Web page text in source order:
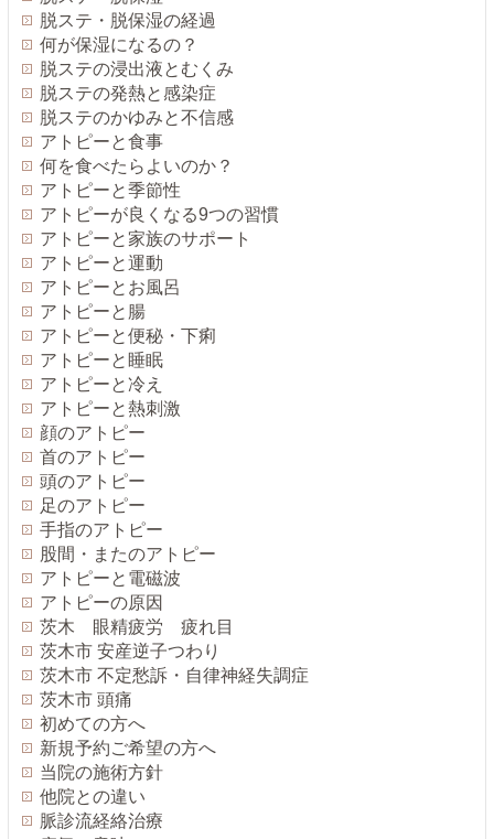
脱ステ・脱保湿の経過
何が保湿になるの？
脱ステの浸出液とむくみ
脱ステの発熱と感染症
脱ステのかゆみと不信感
アトピーと食事
何を食べたらよいのか？
アトピーと季節性
アトピーが良くなる9つの習慣
アトピーと家族のサポート
アトピーと運動
アトピーとお風呂
アトピーと腸
アトピーと便秘・下痢
アトピーと睡眠
アトピーと冷え
アトピーと熱刺激
顔のアトピー
首のアトピー
頭のアトピー
足のアトピー
手指のアトピー
股間・またのアトピー
アトピーと電磁波
アトピーの原因
茨木 眼精疲労 疲れ目
茨木市 安産逆子つわり
茨木市 不定愁訴・自律神経失調症
茨木市 頭痛
初めての方へ
新規予約ご希望の方へ
当院の施術方針
他院との違い
脈診流経絡治療